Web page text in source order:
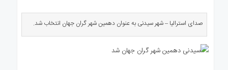
صدای استرالیا – شهر سیدنی به عنوان دهمین شهر گران جهان انتخاب شد.